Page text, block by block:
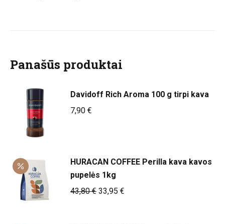
Panašūs produktai
Davidoff Rich Aroma 100 g tirpi kava
7,90 €
HURACAN COFFEE Perilla kava kavos
pupelės 1kg
43,80€ Original
33,95 €